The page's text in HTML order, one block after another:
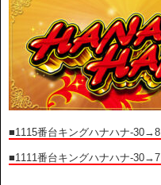
■1115番台キングハナハナ-
■1111番台キングハナハナ-